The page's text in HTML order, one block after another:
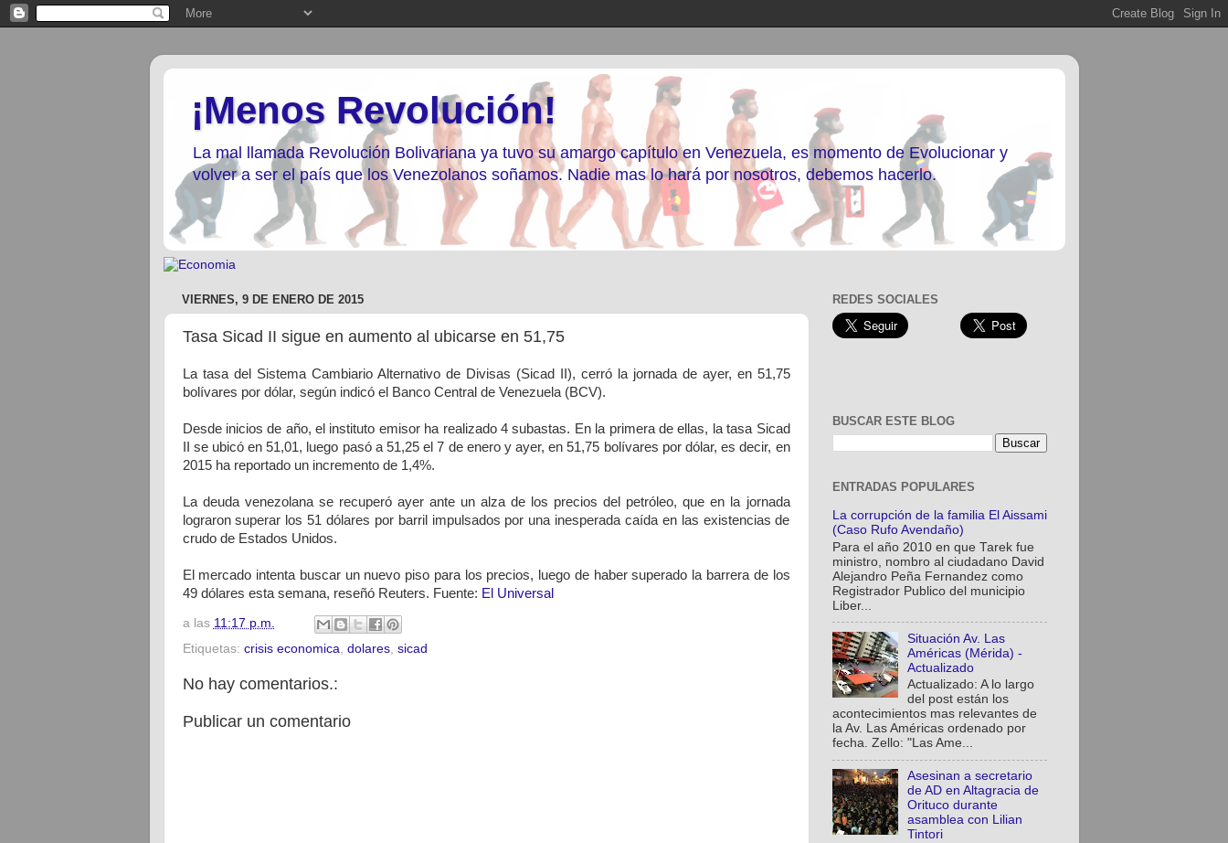
¡Menos Revolución!
La mal llamada Revolución Bolivariana ya tuvo su amargo capítulo en Venezuela, es momento de Evolucionar y
volver a ser el país que los Venezolanos soñamos. Nadie mas lo hará por nosotros, debemos hacerlo.
VIERNES, 9 DE ENERO DE 2015
Tasa Sicad II sigue en aumento al ubicarse en 51,75
La tasa del Sistema Cambiario Alternativo de Divisas (Sicad II), cerró la jornada de ayer, en 51,75
bolívares por dólar, según indicó el Banco Central de Venezuela (BCV).
Desde inicios de año, el instituto emisor ha realizado 4 subastas. En la primera de ellas, la tasa Sicad
II se ubicó en 51,01, luego pasó a 51,25 el 7 de enero y ayer, en 51,75 bolívares por dólar, es decir, en
2015 ha reportado un incremento de 1,4%.
La deuda venezolana se recuperó ayer ante un alza de los precios del petróleo, que en la jornada
lograron superar los 51 dólares por barril impulsados por una inesperada caída en las existencias de
crudo de Estados Unidos.
El mercado intenta buscar un nuevo piso para los precios, luego de haber superado la barrera de los
49 dólares esta semana, reseñó Reuters. Fuente: El Universal
a las 11:17 p.m.
Etiquetas: crisis economica dolares, sicad
No hay comentarios.:
Publicar un comentario
REDES SOCIALES
BUSCAR ESTE BLOG
ENTRADAS POPULARES
La corrupción de la familia El Aissami
(Caso Rufo Avendaño)
Para el año 2010 en que Tarek fue
ministro, nombro al ciudadano David
Alejandro Peña Fernandez como
Registrador Publico del municipio
Liber...
Situación Av. Las
Américas (Mérida) -
Actualizado
Actualizado: A lo largo
del post están los
acontecimientos mas relevantes de
la Av. Las Américas ordenado por
fecha. Zello: "Las Ame...
Asesinan a secretario
de AD en Altagracia de
Orituco durante
asamblea con Lilian
Tintori